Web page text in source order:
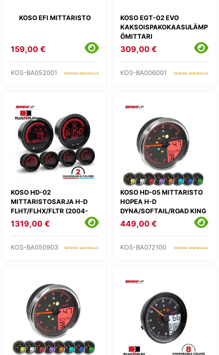
KOSO EFI MITTARISTO
159,00 €
KOS-BA052001 tarkista saatavuus
KOSO EGT-02 EVO
KAKSOISPAKOKAASULÄMP
ÖMITTARI
309,00 €
KOS-BA006001 tarkista saatavuus
KOSO HD-02
MITTARISTOSARJA H-D
FLHT/FLHX/FLTR (2004-
2013)
1319,00 €
KOS-BA050903 tarkista saatavuus
KOSO HD-05 MITTARISTO
HOPEA H-D
DYNA/SOFTAIL/ROAD KING
(2004-2013)
449,00 €
KOS-BA072100 tarkista saatavuus